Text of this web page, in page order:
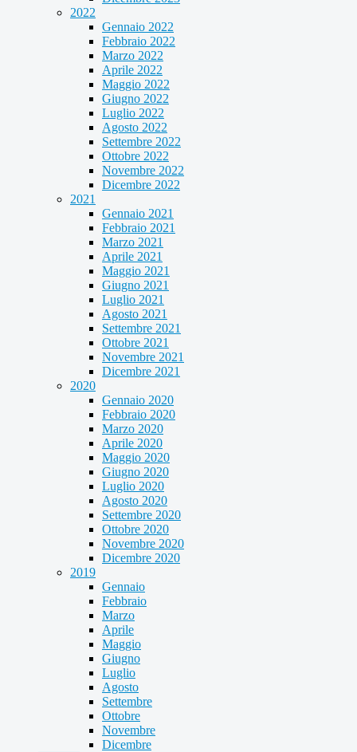
2022
Gennaio 2022
Febbraio 2022
Marzo 2022
Aprile 2022
Maggio 2022
Giugno 2022
Luglio 2022
Agosto 2022
Settembre 2022
Ottobre 2022
Novembre 2022
Dicembre 2022
2021
Gennaio 2021
Febbraio 2021
Marzo 2021
Aprile 2021
Maggio 2021
Giugno 2021
Luglio 2021
Agosto 2021
Settembre 2021
Ottobre 2021
Novembre 2021
Dicembre 2021
2020
Gennaio 2020
Febbraio 2020
Marzo 2020
Aprile 2020
Maggio 2020
Giugno 2020
Luglio 2020
Agosto 2020
Settembre 2020
Ottobre 2020
Novembre 2020
Dicembre 2020
2019
Gennaio
Febbraio
Marzo
Aprile
Maggio
Giugno
Luglio
Agosto
Settembre
Ottobre
Novembre
Dicembre